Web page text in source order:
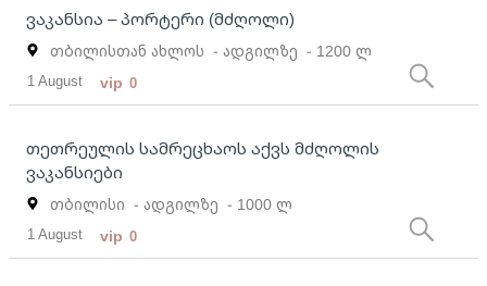
ვაკანსია – პორტერი (მძღოლი)
თბილისთან ახლოს - ადგილზე - 1200 ლ
1 August vip 0
თეთრეულის სამრეცხაოს აქვს მძღოლის
ვაკანსიები
თბილისი - ადგილზე - 1000 ლ
1 August vip 0